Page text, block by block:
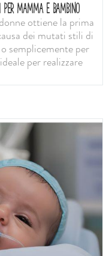
PER MAMMA E BAMBINO
ottiene la prima
dei mutati stili di
semplicemente per
per realizzare